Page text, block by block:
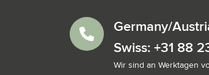
Germany/
Swiss: +31 88
Wir sind an Werktagen